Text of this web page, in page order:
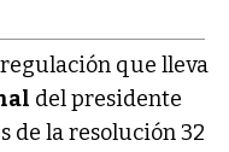
que lleva
del presidente
de la resolución 32